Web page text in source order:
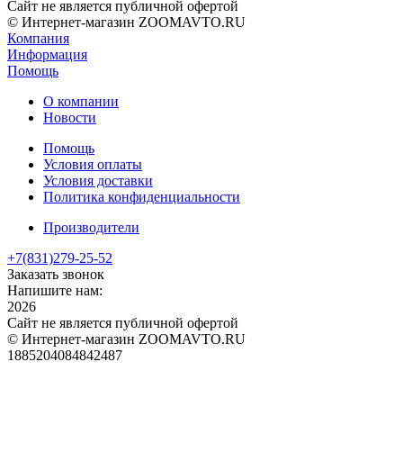
Сайт не является публичной офертой
© Интернет-магазин ZOOMAVTO.RU
Компания
Информация
Помощь
О компании
Новости
Помощь
Условия оплаты
Условия доставки
Политика конфиденциальности
Производители
+7(831)279-25-52
Заказать звонок
Напишите нам:
2026
Сайт не является публичной офертой
© Интернет-магазин ZOOMAVTO.RU
1885204084842487